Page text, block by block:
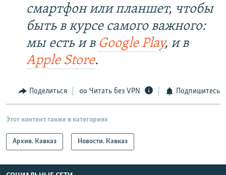
смартфон или планшет, чтобы
быть в курсе самого важного:
мы есть и в Google Play, и в
Apple Store.
Поделиться Читать без VPN Подпишитесь
Этот контент также в категориях
Архив. Кавказ Новости. Кавказ